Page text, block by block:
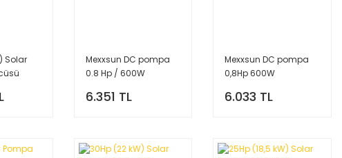
Solar
Mexxsun DC pompa
0.8 Hp / 600W
6.351 TL
Mexxsun DC pompa
0,8Hp 600W
6.033 TL